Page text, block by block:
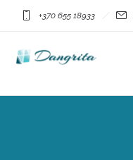
+370 655 18933